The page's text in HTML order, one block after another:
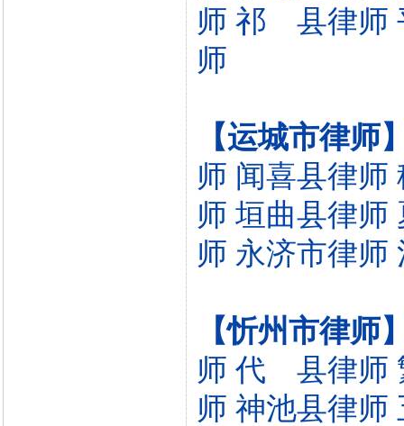
师 祁 县律师
师
【运城市律师
师 闻喜县律师
师 垣曲县律师
师 永济市律师
【忻州市律师
师 代 县律师
师 神池县律师